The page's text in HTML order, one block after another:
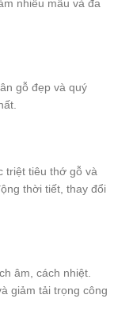
nhiều mẫu và đa
gỗ đẹp và quý
triệt tiêu thớ gỗ và
thời tiết, thay đổi
âm, cách nhiệt.
giảm tải trọng công